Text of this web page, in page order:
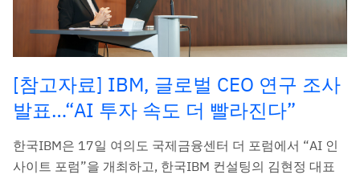
[참고자료] IBM, 글로벌 CEO 연구 조사
발표…“AI 투자 속도 더 빨라진다”
한국IBM은 17일 여의도 국제금융센터 더 포럼에서 “AI 인
사이트 포럼”을 개최하고, 한국IBM 컨설팅의 김현정 대표